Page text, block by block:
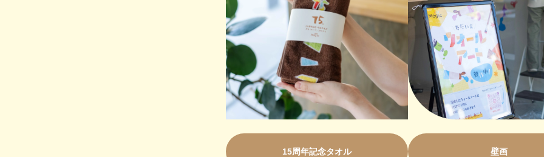
15周年記念タオル 壁画